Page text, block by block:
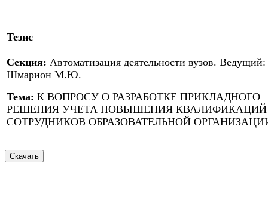
Тезис
Секция: Автоматизация деятельности вузов. Ведущий:
Шмарион М.Ю.
Тема: К ВОПРОСУ О РАЗРАБОТКЕ ПРИКЛАДНОГО
РЕШЕНИЯ УЧЕТА ПОВЫШЕНИЯ КВАЛИФИКАЦИЙ
СОТРУДНИКОВ ОБРАЗОВАТЕЛЬНОЙ